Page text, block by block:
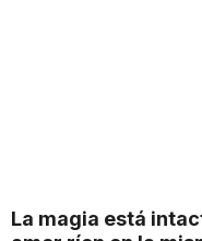
La magia está